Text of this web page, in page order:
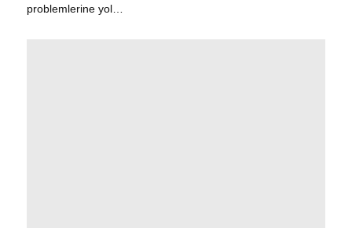
problemlerine yol…